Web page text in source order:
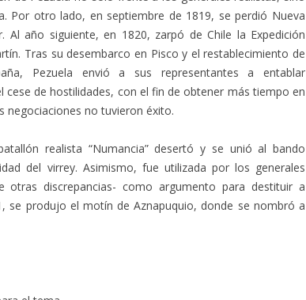
Por otro lado, en septiembre de 1819, se perdió Nueva
Al año siguiente, en 1820, zarpó de Chile la Expedición
Tras su desembarco en Pisco y el restablecimiento de
Pezuela envió a sus representantes a entablar
cese de hostilidades, con el fin de obtener más tiempo en
negociaciones no tuvieron éxito.
realista “Numancia” desertó y se unió al bando
del virrey. Asimismo, fue utilizada por los generales
otras discrepancias- como argumento para destituir a
se produjo el motín de Aznapuquio, donde se nombró a